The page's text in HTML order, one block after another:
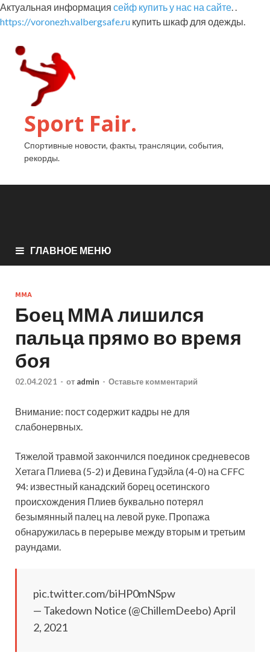
Актуальная информация сейф купить у нас на сайте. .
https://voronezh.valbergsafe.ru купить шкаф для одежды.
Sport Fair.
Спортивные новости, факты, трансляции, события,
рекорды.
ГЛАВНОЕ МЕНЮ
ММА
Боец ММА лишился
пальца прямо во время
боя
02.04.2021 - от admin - Оставьте комментарий
Внимание: пост содержит кадры не для
слабонервных.
Тяжелой травмой закончился поединок средневесов
Хетага Плиева (5-2) и Девина Гудэйла (4-0) на CFFC
94: известный канадский борец осетинского
происхождения Плиев буквально потерял
безымянный палец на левой руке. Пропажа
обнаружилась в перерыве между вторым и третьим
раундами.
pic.twitter.com/biHP0mNSpw
— Takedown Notice (@ChillemDeebo) April
2, 2021